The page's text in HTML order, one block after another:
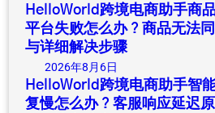
HelloWorld跨境电商助手商
平台失败怎么办？商品无法
与详细解决步骤
2026年8月6日
HelloWorld跨境电商助手智
复慢怎么办？客服响应延迟